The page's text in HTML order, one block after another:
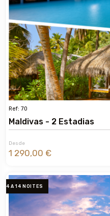
Ref: 70
Maldivas - 2 Estadias
Desde
1 290,00 €
4 A 14 NOITES